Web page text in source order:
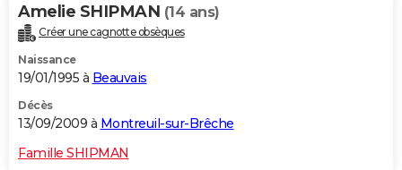
Amelie SHIPMAN (14 ans)
Créer une cagnotte obsèques
Naissance
19/01/1995 à Beauvais
Décès
13/09/2009 à Montreuil-sur-Brêche
Famille SHIPMAN